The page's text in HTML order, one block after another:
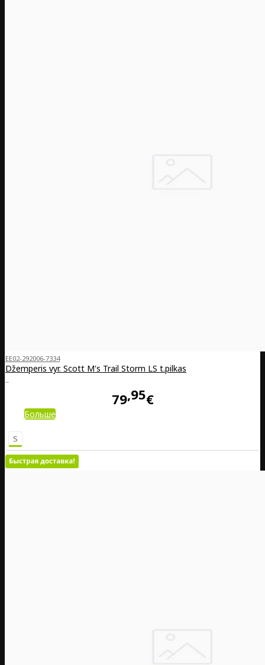
EE02-292006-7334
Džemperis vyr. Scott M's Trail Storm LS t.pilkas
..
79 95€
Больше
S